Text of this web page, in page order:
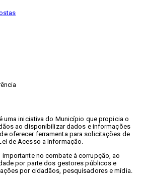
uma iniciativa do Município que propicia o
ao disponibilizar dados e informações
oferecer ferramenta para solicitações de
de Acesso a Informação.
importante no combate à corrupção, ao
por parte dos gestores públicos e
por cidadãos, pesquisadores e mídia.